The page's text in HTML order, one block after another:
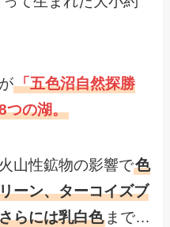
「五色沼自然探勝
つの湖。
山性鉱物の影響で色
ーン、ターコイズブ
らには乳白色 まで…